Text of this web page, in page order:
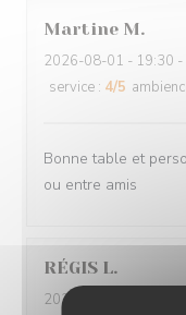
Martine M
2026-08-01 - 19:30
service : 4/5
Bonne table et
ou entre amis
RÉGIS L
2026-07-25